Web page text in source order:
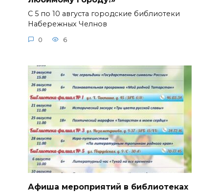
С 5 по 10 августа городские библиотеки
Набережных Челнов
0 6
Афиша мероприятий в библиотеках